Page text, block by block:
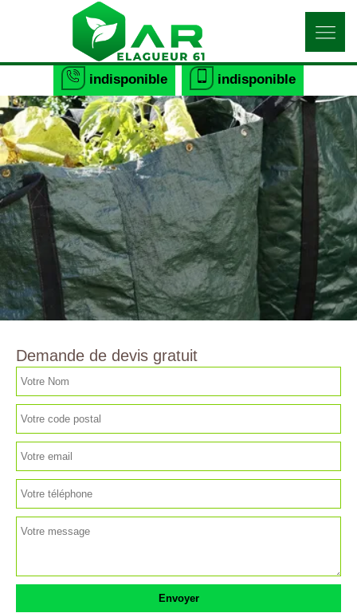
indisponible indisponible
Demande de devis gratuit